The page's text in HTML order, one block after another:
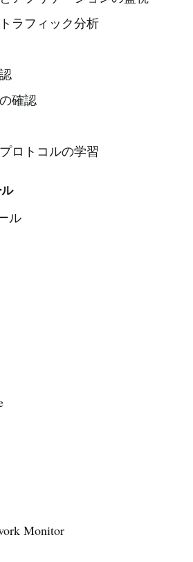
ラフィック分析
確認
ロトコルの学習
ル
Monitor